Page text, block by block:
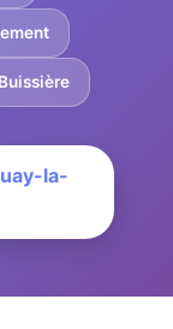
la-